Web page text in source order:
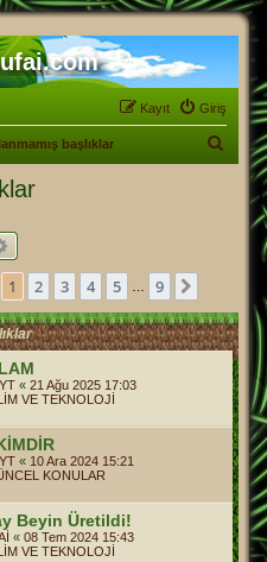
Giriş
Kayıt
başlıklar
. sayfa (Toplam 9 sayfa)
1 2 3 4 5 9
« 21 Ağu 2025 17:03
VE TEKNOLOJİ
« 10 Ara 2024 15:21
KONULAR
Beyin Üretildi!
« 08 Tem 2024 15:43
VE TEKNOLOJİ